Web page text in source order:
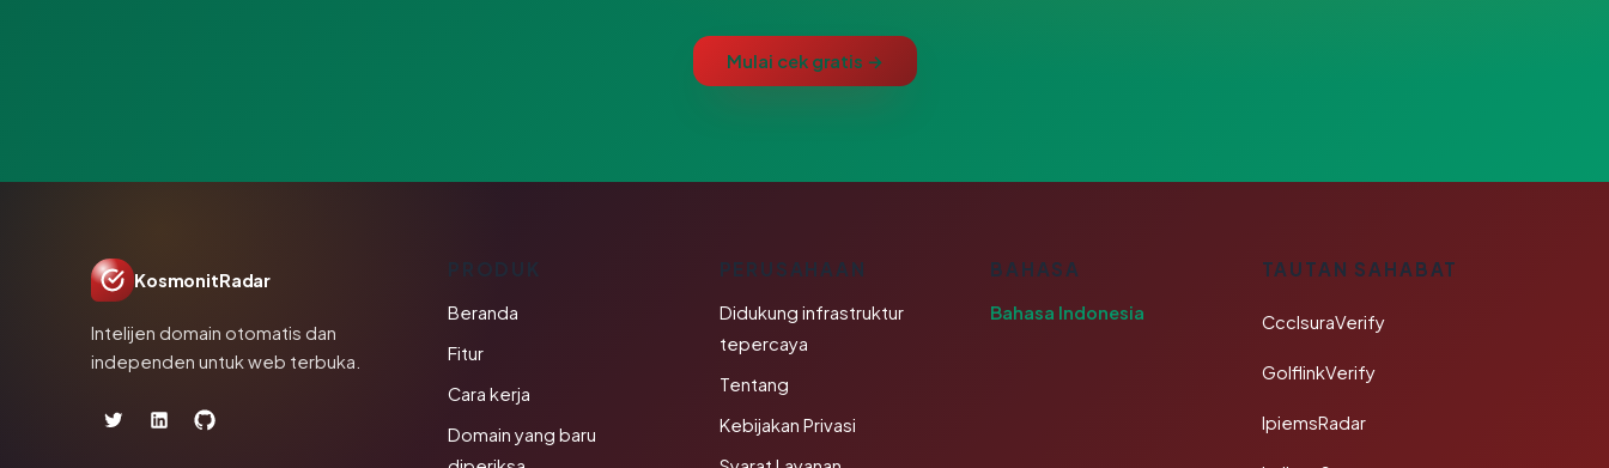
Mulai cek gratis →
KosmonitRadar
Intelijen domain otomatis dan
independen untuk web terbuka.
Beranda
Fitur
Cara kerja
Domain yang baru
PERUSAHAAN
Didukung infrastruktur
tepercaya
Tentang
Kebijakan Privasi
BAHASA
Bahasa Indonesia
TAUTAN SAHABAT
CcclsuraVerify
GolflinkVerify
IpiemsRadar